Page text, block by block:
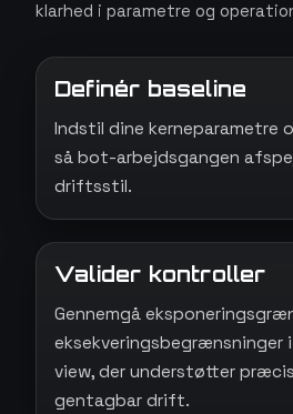
klarhed i parametre og
Definér baseline
Indstil dine kerneparametre
så bot-arbejdsgangen
driftsstil.
Valider kontroller
Gennemgå
view, der understøtter
gentagbar drift.